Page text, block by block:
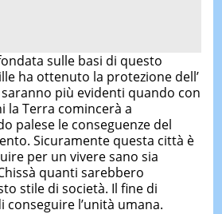
sulle basi di questo
ha ottenuto la protezione dell’
più evidenti quando con
la Terra comincerà a
palese le conseguenze del
Sicuramente questa città è
per un vivere sano sia
quanti sarebbero
stile di società. Il fine di
conseguire l’unità umana.